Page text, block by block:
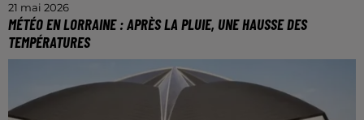
21 mai 2026
MÉTÉO EN LORRAINE : APRÈS LA PLUIE, UNE HAUSSE DES
TEMPÉRATURES
On dépassera facilement les 30° à partir de